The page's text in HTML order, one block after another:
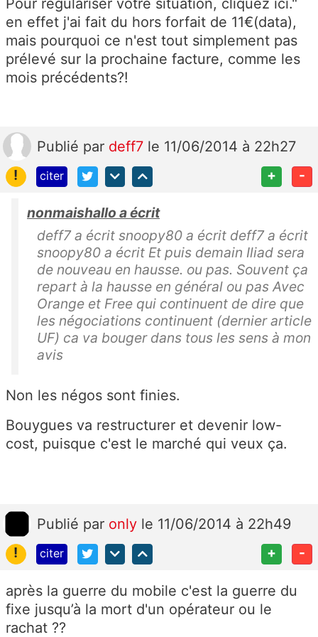
Pour régulariser votre situation, cliquez ici."
en effet j'ai fait du hors forfait de 11€(data),
mais pourquoi ce n'est tout simplement pas
prélevé sur la prochaine facture, comme les
mois précédents?!
Publié par deff7 le 11/06/2014 à 22h27
!
citer + -
nonmaishallo a écrit
deff7 a écrit snoopy80 a écrit deff7 a écrit
snoopy80 a écrit Et puis demain Iliad sera
de nouveau en hausse. ou pas. Souvent ça
repart à la hausse en général ou pas Avec
Orange et Free qui continuent de dire que
les négociations continuent (dernier article
UF) ca va bouger dans tous les sens à mon
avis
Non les négos sont finies.
Bouygues va restructurer et devenir low-
cost, puisque c'est le marché qui veux ça.
Publié par only le 11/06/2014 à 22h49
!
citer + -
après la guerre du mobile c'est la guerre du
fixe jusqu’à la mort d'un opérateur ou le
rachat ??